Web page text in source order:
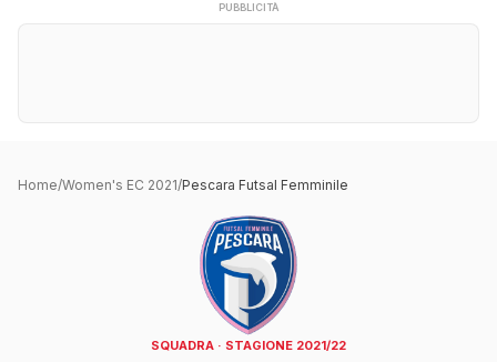
PUBBLICITÀ
Home/Women's EC 2021/Pescara Futsal Femminile
SQUADRA · STAGIONE 2021/22